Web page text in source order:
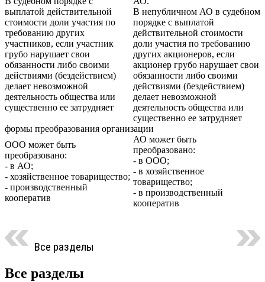
выплатой действительной
стоимости доли участия по
требованию других
участников, если участник
грубо нарушает свои
обязанности либо своими
действиями (бездействием)
делает невозможной
деятельность общества или
существенно ее затрудняет
В непубличном АО в судебном
порядке с выплатой
действительной стоимости
доли участия по требованию
других акционеров, если
акционер грубо нарушает свои
обязанности либо своими
действиями (бездействием)
делает невозможной
деятельность общества или
существенно ее затрудняет
формы преобразования организации
ООО может быть
преобразовано:
- в АО;
- хозяйственное товарищество;
- производственный
кооператив
АО может быть
преобразовано:
- в ООО;
- в хозяйственное
товарищество;
- в производственный
кооператив
Все разделы
Все разделы